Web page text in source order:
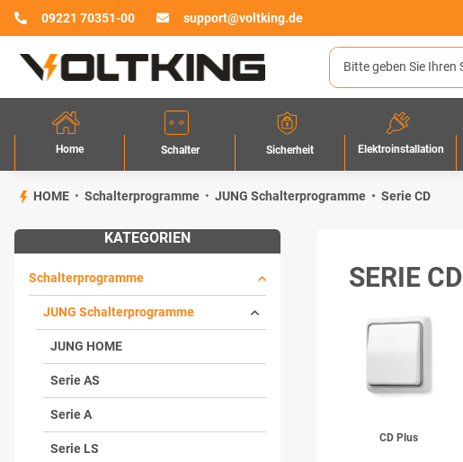
09221 70351-00 support@voltking.de
Home Schalter Sicherheit Elektroinstallation
HOME Schalterprogramme JUNG Schalterprogramme Serie CD
SERIE CD
CD Plus
KATEGORIEN
Schalterprogramme
JUNG Schalterprogramme
JUNG HOME
Serie AS
Serie A
Serie LS